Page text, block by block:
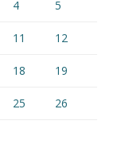
4 5
11 12
18 19
25 26